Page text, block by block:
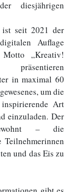
diesjährigen
seit 2021 der
Auflage
„Kreativ!
in maximal 60
um die
Art
einzuladen. Der
– die
und das Eis zu